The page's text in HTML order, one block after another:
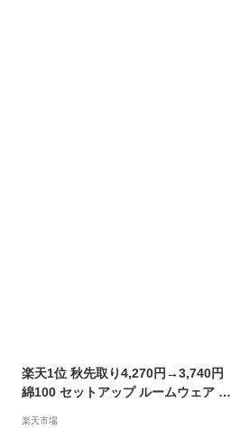
楽天1位 秋先取り4,270円→3,740円
綿100 セットアップ ルームウェア 部
ゆったり 9分丈 パンツ コットン ゴム
楽天市場